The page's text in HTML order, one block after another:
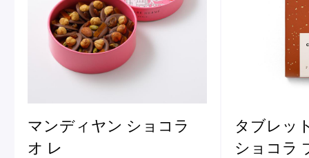
マンディヤン ショコラ
オ レ
タブレッ
ショコラ